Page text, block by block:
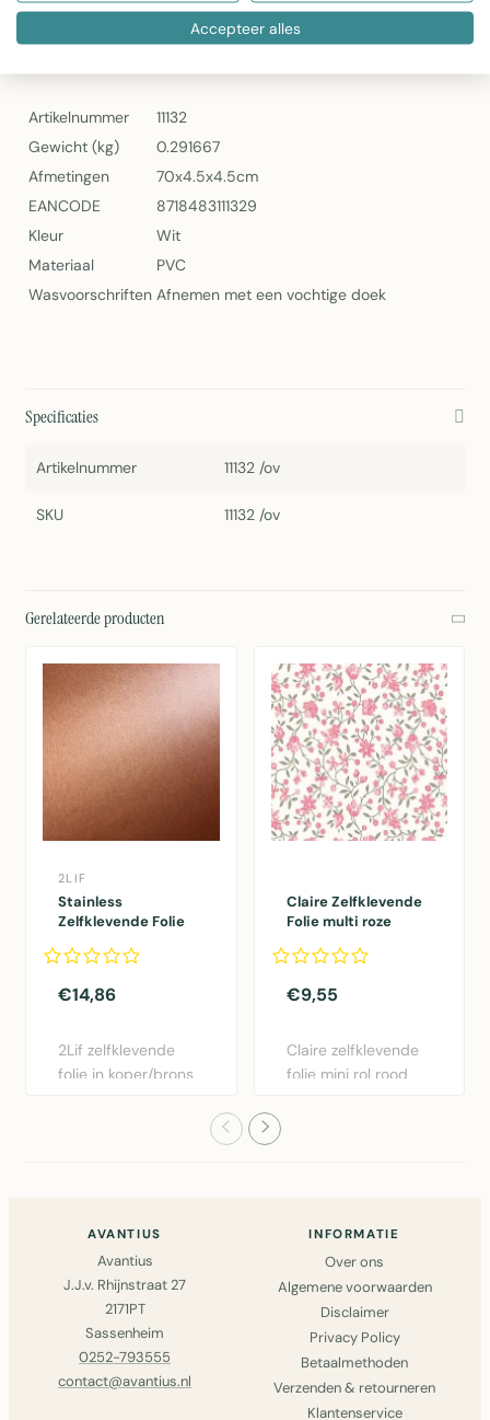
vochtige doek
Artikelnummer
11132
Gewicht (kg)
0.291667
Afmetingen
70x4.5x4.5cm
EANCODE
8718483111329
Kleur
Wit
Materiaal
PVC
Wasvoorschriften Afnemen met een vochtige doek
Specificaties
Artikelnummer 11132 /ov
SKU 11132 /ov
Gerelateerde producten
2LIF
Stainless
Zelfklevende Folie
45cmx1,5mtr
€14,86
2Lif zelfklevende
folie in koper/brons
Claire Zelfklevende
Folie multi roze
€9,55
Claire zelfklevende
folie mini rol rood
AVANTIUS
Avantius
J.J.v. Rhijnstraat 27
2171PT
Sassenheim
0252-793555
contact@avantius.nl
INFORMATIE
Over ons
Algemene voorwaarden
Disclaimer
Privacy Policy
Betaalmethoden
Verzenden & retourneren
Klantenservice
Accepteer alles